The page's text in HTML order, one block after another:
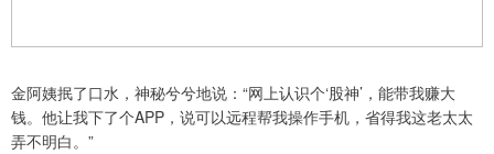
金阿姨抿了口水，神秘兮兮地说：“网上认识个‘股神’，能带我赚大
钱。他让我下了个APP，说可以远程帮我操作手机，省得我这老太太
弄不明白。”